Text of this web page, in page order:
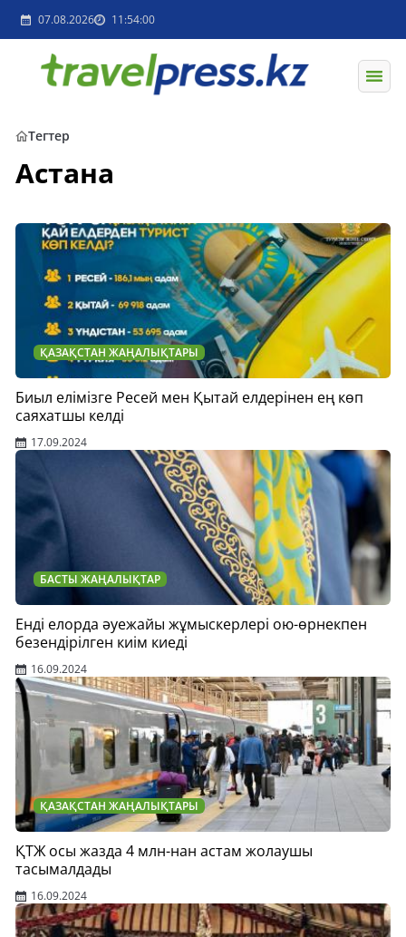
07.08.2026 11:54:00
Тегтер
Астана
ҚАЗАҚСТАН ЖАҢАЛЫҚТАРЫ
Биыл елімізге Ресей мен Қытай елдерінен ең көп
саяхатшы келді
17.09.2024
БАСТЫ ЖАҢАЛЫҚТАР
Енді елорда әуежайы жұмыскерлері ою-өрнекпен
безендірілген киім киеді
16.09.2024
ҚАЗАҚСТАН ЖАҢАЛЫҚТАРЫ
ҚТЖ осы жазда 4 млн-нан астам жолаушы
тасымалдады
16.09.2024